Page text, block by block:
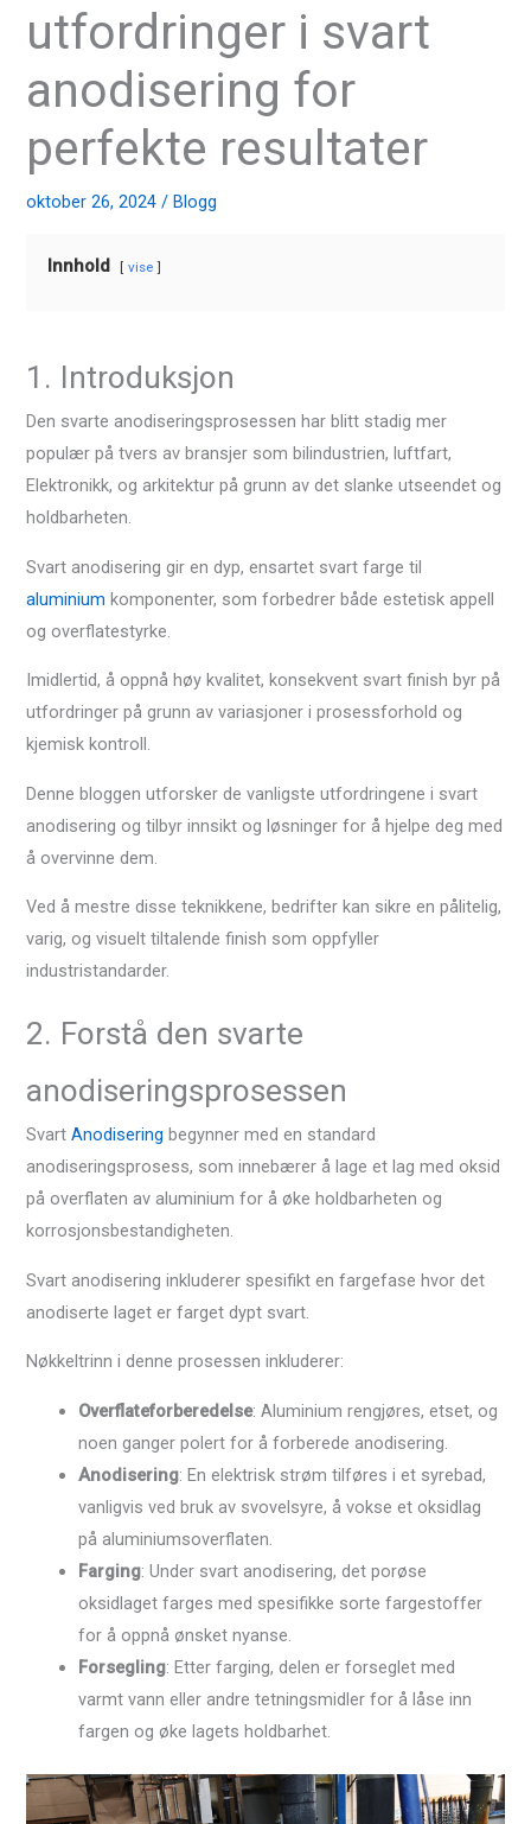
utfordringer i svart
anodisering for
perfekte resultater
oktober 26, 2024/Blogg
Innhold vise
1. Introduksjon
Den svarte anodiseringsprosessen har blitt stadig mer
populær på tvers av bransjer som bilindustrien, luftfart,
Elektronikk, og arkitektur på grunn av det slanke utseendet og
holdbarheten.
Svart anodisering gir en dyp, ensartet svart farge til
aluminium komponenter, som forbedrer både estetisk appell
og overflatestyrke.
Imidlertid, å oppnå høy kvalitet, konsekvent svart finish byr på
utfordringer på grunn av variasjoner i prosessforhold og
kjemisk kontroll.
Denne bloggen utforsker de vanligste utfordringene i svart
anodisering og tilbyr innsikt og løsninger for å hjelpe deg med
å overvinne dem.
Ved å mestre disse teknikkene, bedrifter kan sikre en pålitelig,
varig, og visuelt tiltalende finish som oppfyller
industristandarder.
2. Forstå den svarte
anodiseringsprosessen
SvartAnodisering begynner med en standard
anodiseringsprosess, som innebærer å lage et lag med oksid
på overflaten av aluminium for å øke holdbarheten og
korrosjonsbestandigheten.
Svart anodisering inkluderer spesifikt en fargefase hvor det
anodiserte laget er farget dypt svart.
Nøkkeltrinn i denne prosessen inkluderer:
Overflateforberedelse: Aluminium rengjøres, etset, og
noen ganger polert for å forberede anodisering.
Anodisering: En elektrisk strøm tilføres i et syrebad,
vanligvis ved bruk av svovelsyre, å vokse et oksidlag
på aluminiumsoverflaten.
Farging: Under svart anodisering, det porøse
oksidlaget farges med spesifikke sorte fargestoffer
for å oppnå ønsket nyanse.
Forsegling: Etter farging, delen er forseglet med
varmt vann eller andre tetningsmidler for å låse inn
fargen og øke lagets holdbarhet.